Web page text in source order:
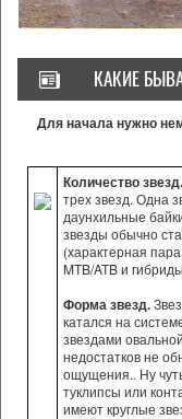
КАКИЕ
Для начала нужно
Количество звезд.
трех звезд. Одна
даунхильные
звезды обычно
(характерная
MTB/ATB и
Форма звезд.
катался на
звездами
недостатков не
ощущения.. Ну
туклипсы или
имеют круглые